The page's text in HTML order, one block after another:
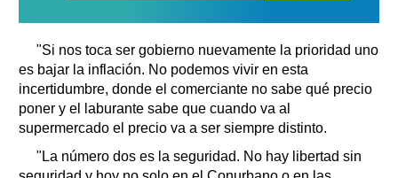
"Si nos toca ser gobierno nuevamente la prioridad uno
es bajar la inflación. No podemos vivir en esta
incertidumbre, donde el comerciante no sabe qué precio
poner y el laburante sabe que cuando va al
supermercado el precio va a ser siempre distinto.
"La número dos es la seguridad. No hay libertad sin